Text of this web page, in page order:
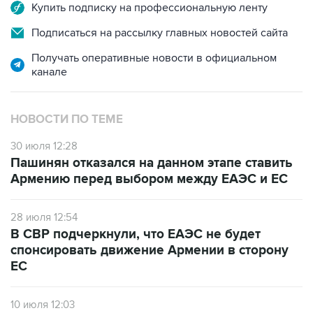
Купить подписку на профессиональную ленту
Подписаться на рассылку главных новостей сайта
Получать оперативные новости в официальном
канале
НОВОСТИ ПО ТЕМЕ
30 июля 12:28
Пашинян отказался на данном этапе ставить
Армению перед выбором между ЕАЭС и ЕС
28 июля 12:54
В СВР подчеркнули, что ЕАЭС не будет
спонсировать движение Армении в сторону
ЕС
10 июля 12:03